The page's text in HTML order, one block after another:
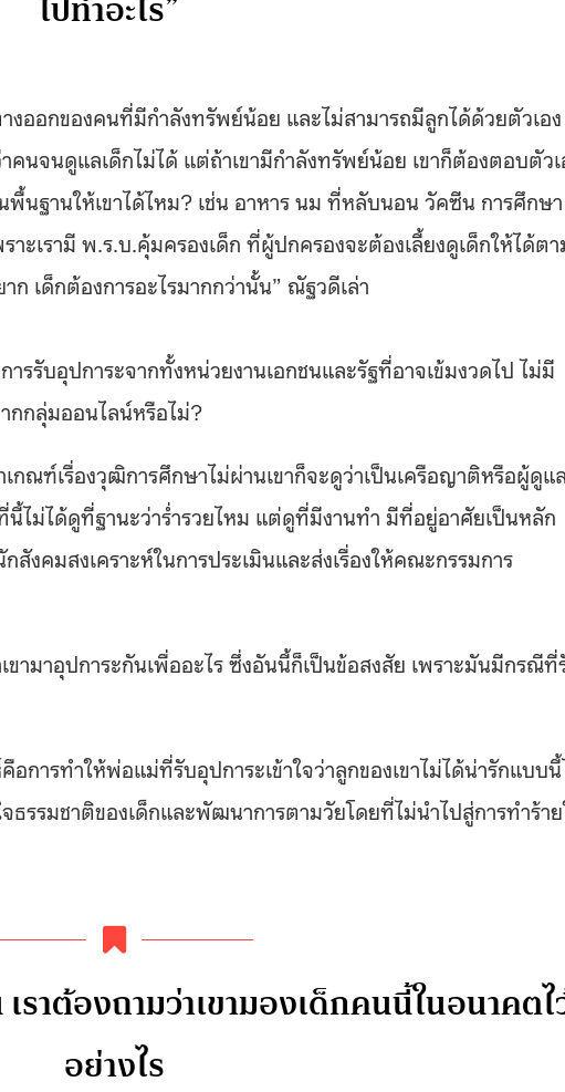
งออกของคนที่มีกำลังทรัพย์น้อย และไม่สามารถมีลูกได้ด้วยตัวเอง
นจนดูแลเด็กไม่ได้ แต่ถ้าเขามีกำลังทรัพย์น้อย เขาก็ต้องตอบตัวเ
นฐานให้เขาได้ไหม? เช่น อาหาร นม ที่หลับนอน วัคซีน การศึกษา
าะเรามี พ.ร.บ.คุ้มครองเด็ก ที่ผู้ปกครองจะต้องเลี้ยงดูเด็กให้ได้ต
ก เด็กต้องการอะไรมากกว่านั้น” ณัฐวดีเล่า
รรับอุปการะจากทั้งหน่วยงานเอกชนและรัฐที่อาจเข้มงวดไป ไม่มี
กกลุ่มออนไลน์หรือไม่?
กณฑ์เรื่องวุฒิการศึกษาไม่ผ่านเขาก็จะดูว่าเป็นเครือญาติหรือผู้ดูแ
ไม่ได้ดูที่ฐานะว่าร่ำรวยไหม แต่ดูที่มีงานทำ มีที่อยู่อาศัยเป็นหลัก
งคมสงเคราะห์ในการประเมินและส่งเรื่องให้คณะกรรมการ
ามาอุปการะกันเพื่ออะไร ซึ่งอันนี้ก็เป็นข้อสงสัย เพราะมันมีกรณีที่
การทำให้พ่อแม่ที่รับอุปการะเข้าใจว่าลูกของเขาไม่ได้น่ารักแบบ
รรมชาติของเด็กและพัฒนาการตามวัยโดยที่ไม่นำไปสู่การทำร้า
ราต้องถามว่าเขามองเด็กคนนี้ในอนาคตไ
อย่างไร